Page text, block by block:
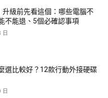
升級前先看這個：哪些電腦不
不能退、5個必確認事項
日
選比較好？12款行動外接硬碟
日